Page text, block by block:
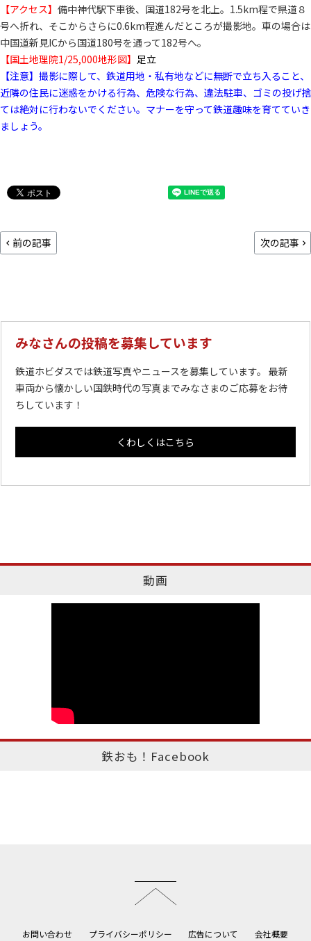
【アクセス】 備中神代駅下車後、国道182号を北上。1.5km程で県道８
号へ折れ、そこからさらに0.6km程進んだところが撮影地。車の場合は
中国道新見ICから国道180号を通って182号へ。
【国土地理院1/25,000地形図】 足立
【注意】撮影に際して、鉄道用地・私有地などに無断で立ち入ること、
近隣の住民に迷惑をかける行為、危険な行為、違法駐車、ゴミの投げ捨
ては絶対に行わないでください。マナーを守って鉄道趣味を育てていき
ましょう。
前の記事 次の記事
みなさんの投稿を募集しています
鉄道ホビダスでは鉄道写真やニュースを募集しています。 最新
車両から懐かしい国鉄時代の写真までみなさまのご応募をお待
ちしています！
くわしくはこちら
動画
鉄おも！Facebook
お問い合わせ プライバシーポリシー 広告について 会社概要